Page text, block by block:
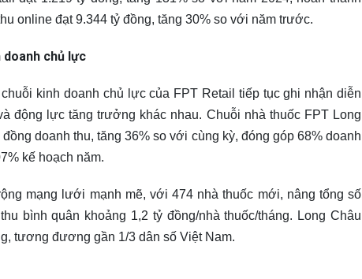
online đạt 9.344 tỷ đồng, tăng 30% so với năm trước.
doanh chủ lực
kinh doanh chủ lực của FPT Retail tiếp tục ghi nhận diễn
động lực tăng trưởng khác nhau. Chuỗi nhà thuốc FPT Long
doanh thu, tăng 36% so với cùng kỳ, đóng góp 68% doanh
kế hoạch năm.
mạng lưới mạnh mẽ, với 474 nhà thuốc mới, nâng tổng số
bình quân khoảng 1,2 tỷ đồng/nhà thuốc/tháng. Long Châu
tương đương gần 1/3 dân số Việt Nam.